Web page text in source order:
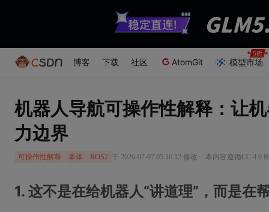
博客 下载 社区 AtomGit 模型市场
机器人导航可操作性解释：让
力边界
可操作性解释 本体 ROS2 于 2026-07-07 05:16:12 修改 · 本内容遵循CC 4.0
1. 这不是在给机器人“讲道理”，而是在